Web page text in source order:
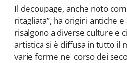
Il decoupage, anche noto
ritagliata”, ha origini antiche
risalgono a diverse culture e
artistica si è diffusa in tutto il
varie forme nel corso dei